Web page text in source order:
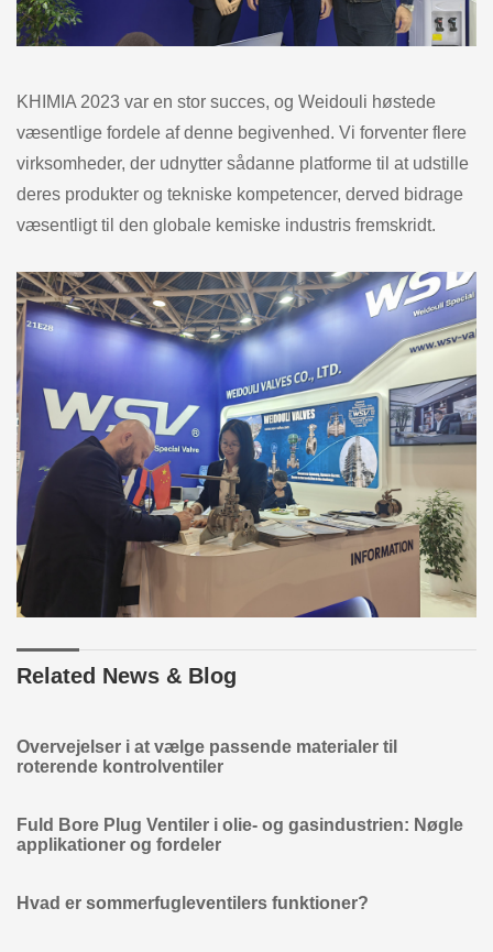
KHIMIA 2023 var en stor succes, og Weidouli høstede
væsentlige fordele af denne begivenhed. Vi forventer flere
virksomheder, der udnytter sådanne platforme til at udstille
deres produkter og tekniske kompetencer, derved bidrage
væsentligt til den globale kemiske industris fremskridt.
Related News & Blog
Overvejelser i at vælge passende materialer til
roterende kontrolventiler
Fuld Bore Plug Ventiler i olie- og gasindustrien: Nøgle
applikationer og fordeler
Hvad er sommerfugleventilers funktioner?